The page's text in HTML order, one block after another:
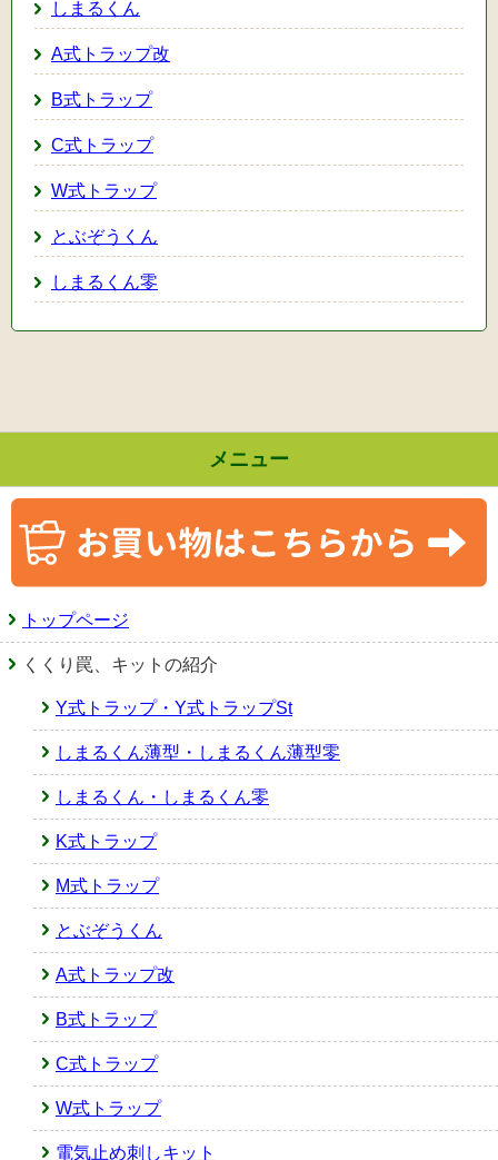
しまるくん
A式トラップ改
B式トラップ
C式トラップ
W式トラップ
とぶぞうくん
しまるくん零
メニュー
トップページ
くくり罠、キットの紹介
Y式トラップ・Y式トラップSt
しまるくん薄型・しまるくん薄型零
しまるくん・しまるくん零
K式トラップ
M式トラップ
とぶぞうくん
A式トラップ改
B式トラップ
C式トラップ
W式トラップ
電気止め刺しキット